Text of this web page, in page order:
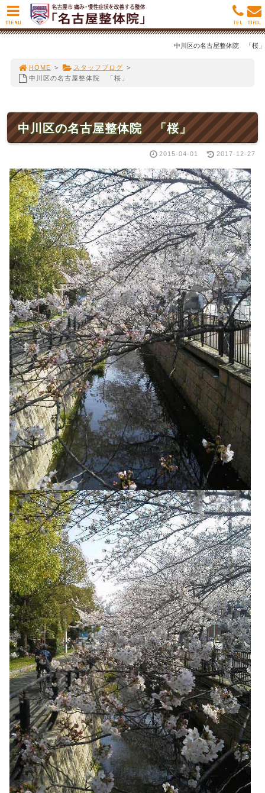
中川区の名古屋整体院 「桜」
HOME > スタッフブログ >
中川区の名古屋整体院 「桜」
中川区の名古屋整体院 「桜」
2015-04-01 2017-12-27
MENU MAIL
TEL